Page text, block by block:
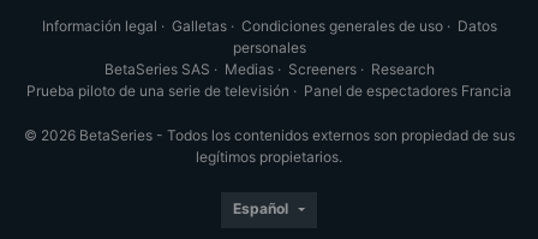
Información legal · Galletas· Condiciones generales de uso· Datos
personales
BetaSeries SAS · Medias· Screeners· Research
Prueba piloto de una serie de televisión · Panel de espectadores Francia
© 2026 BetaSeries - Todos los contenidos externos son propiedad de sus
legítimos propietarios.
Español